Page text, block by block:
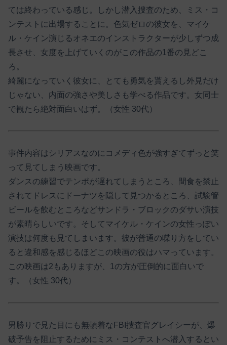
ては終わっている感じ。しかし潜入捜査のため、ミス・コ
ンテストに出場することに。色気ゼロの彼女を、マイケ
ル・ケイン演じるオネエのインストラクターが少しずつ成
長させ、女度を上げていくのがこの作品の1番の見どこ
ろ。
綺麗になっていく彼女に、とても勇気を貰えるし外見だけ
じゃない、内面の強さや美しさも学べる作品です。女同士
で観たら絶対面白いはず。（女性 30代）
事件内容はシリアスなのにコメディ色が強すぎてずっと笑
って見てしまう映画です。
ダンスの練習でテンポが遅れてしまうところ、間食を禁止
されてドレスにドーナツを隠して見つかるところ、試験管
ビールを飲むところなどサンドラ・ブロックのダサい演技
が素晴らしいです。そしてマイケル・ケインの女性っぽい
演技は何度も見てしまいます。彼が普通の喋り方をしてい
ると違和感を感じるほどこの映画の役はハマっています。
この映画は2もありますが、1の方が圧倒的に面白いで
す。（女性 30代）
男勝りで見た目にも無頓着なFBI捜査官グレイシーが、爆
破予告を阻止するためにミス・コンテストへ潜入するとい